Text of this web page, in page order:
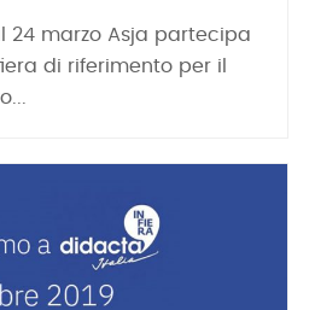
24 marzo Asja partecipa
di riferimento per il